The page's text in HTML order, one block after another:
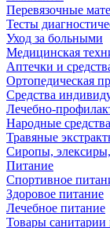
Перевязочные
Тесты
Уход за больными
Медицинская
Аптечки и
Ортопедическая
Средства
Лечебно-
Народные средства
Травяные
Сиропы,
Питание
Спортивное
Здоровое питание
Лечебное питание
Товары